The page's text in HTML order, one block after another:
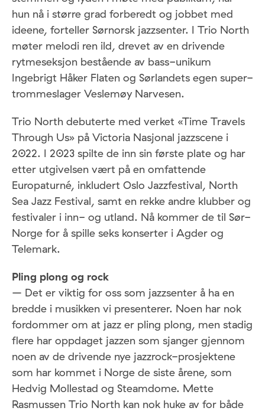
hun nå i større grad forberedt og jobbet med
ideene, forteller Sørnorsk jazzsenter. I Trio North
møter melodi ren ild, drevet av en drivende
rytmeseksjon bestående av bass-unikum
Ingebrigt Håker Flaten og Sørlandets egen super-
trommeslager Veslemøy Narvesen.
Trio North debuterte med verket «Time Travels
Through Us» på Victoria Nasjonal jazzscene i
2022. I 2023 spilte de inn sin første plate og har
etter utgivelsen vært på en omfattende
Europaturné, inkludert Oslo Jazzfestival, North
Sea Jazz Festival, samt en rekke andre klubber og
festivaler i inn- og utland. Nå kommer de til Sør-
Norge for å spille seks konserter i Agder og
Telemark.
Pling plong og rock
– Det er viktig for oss som jazzsenter å ha en
bredde i musikken vi presenterer. Noen har nok
fordommer om at jazz er pling plong, men stadig
flere har oppdaget jazzen som sjanger gjennom
noen av de drivende nye jazzrock-prosjektene
som har kommet i Norge de siste årene, som
Hedvig Mollestad og Steamdome. Mette
Rasmussen Trio North kan nok huke av for både